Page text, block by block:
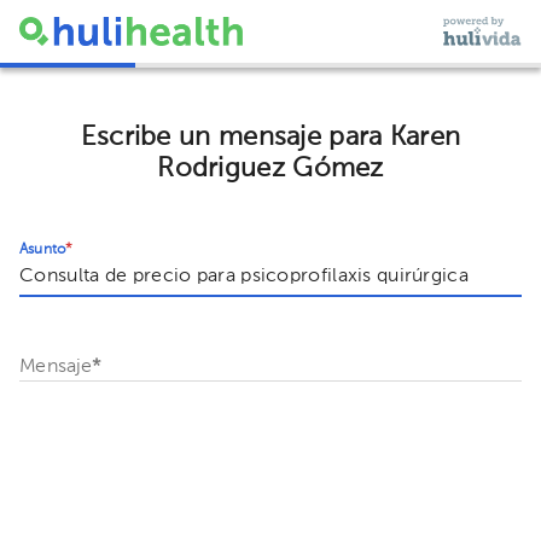
Escribe un mensaje para Karen
Rodriguez Gómez
Asunto*
Mensaje*